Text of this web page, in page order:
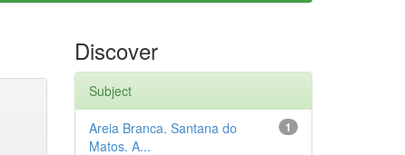
Discover
Subject
1
Areia Branca. Santana do
Matos. A...